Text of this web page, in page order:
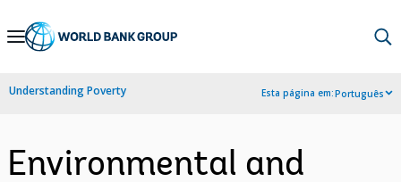
Skip
Navigation
Understanding Poverty Esta página em:Português
Environmental and